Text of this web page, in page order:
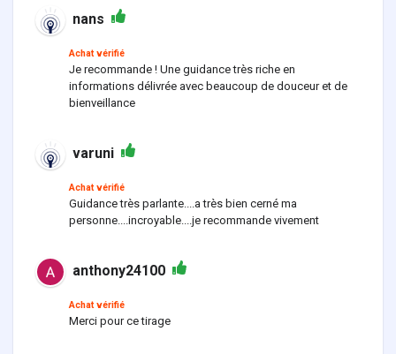
nans
Achat vérifié
Je recommande ! Une guidance très riche en
informations délivrée avec beaucoup de douceur et de
bienveillance
varuni
Achat vérifié
Guidance très parlante....a très bien cerné ma
personne....incroyable....je recommande vivement
anthony24100
Achat vérifié
Merci pour ce tirage